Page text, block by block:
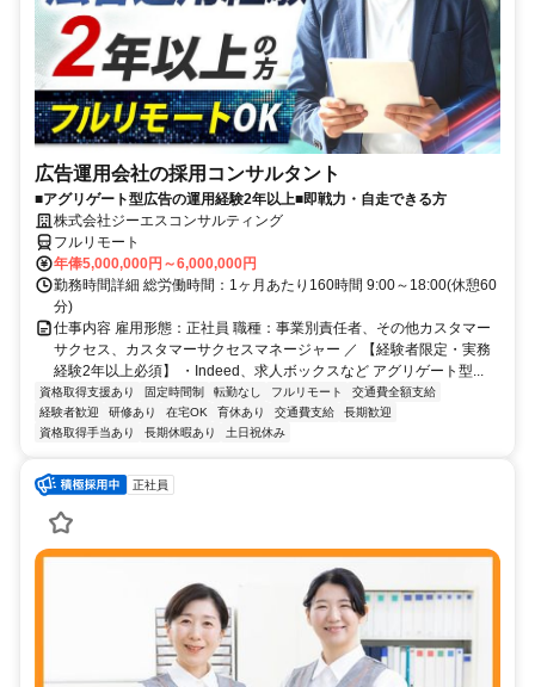
広告運用会社の採用コンサルタント
■アグリゲート型広告の運用経験2年以上■即戦力・自走できる方
株式会社ジーエスコンサルティング
フルリモート
年俸5,000,000円～6,000,000円
勤務時間詳細 総労働時間：1ヶ月あたり160時間 9:00～18:00(休憩60
分)
仕事内容 雇用形態：正社員 職種：事業別責任者、その他カスタマー
サクセス、カスタマーサクセスマネージャー ／ 【経験者限定・実務
経験2年以上必須】 ・Indeed、求人ボックスなど アグリゲート型...
資格取得支援あり 固定時間制 転勤なし フルリモート
交通費全額支給
経験者歓迎
研修あり 在宅OK 育休あり 交通費支給
長期歓迎
資格取得手当あり
長期休暇あり 土日祝休み
正社員